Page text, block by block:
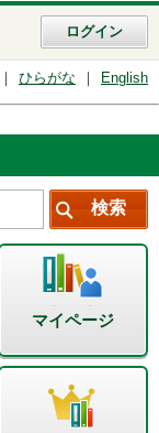
ログイン
ひらがな English
マイページ